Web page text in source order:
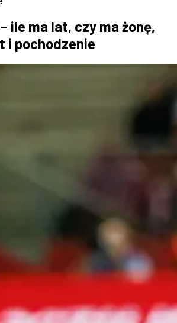
ile ma lat, czy ma żonę,
i pochodzenie